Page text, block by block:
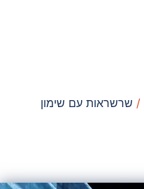
/ שרשראות עם שימון